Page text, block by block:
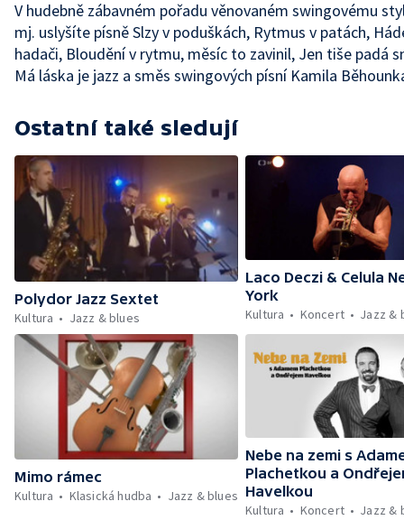
V hudebně zábavném pořadu věnovaném swingovému
mj. uslyšíte písně Slzy v poduškách, Rytmus v patách,
hadači, Bloudění v rytmu, měsíc to zavinil, Jen tiše padá
Má láska je jazz a směs swingových písní Kamila
Ostatní také sledují
Polydor Jazz Sextet
Kultura
Jazz & blues
Laco Deczi & Celula
York
Kultura
Koncert Jazz &
Mimo rámec
Kultura
Klasická hudba Jazz & blues
Nebe na zemi s
Plachetkou a
Havelkou
Kultura
Koncert Jazz &